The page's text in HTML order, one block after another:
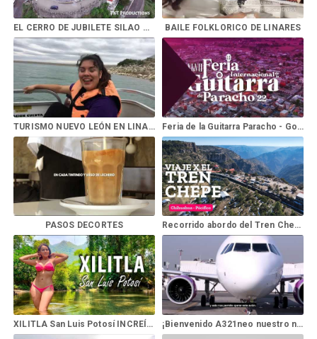
EL CERRO DE JUBILETE SILAO GTO BAILE FOLKLORICO DE LINARES
TURISMO NUEVO LEÓN EN LINARES Feria de la Guitarra Paracho - Gobierno de Michoacán
PASOS DECORTES Recorrido abordo del Tren Chepe Express en Chihuahua
XILITLA San Luis Potosí INCREÍBLE lugar de BELLEZA SURREAL ¡Bienvenido A321neo nuestro nuevo integrante de última tecnología!